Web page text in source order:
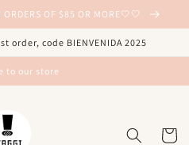
OF $85 OR MORE🤍🤍
order, code BIENVENIDA 2025
to our store
Carrito